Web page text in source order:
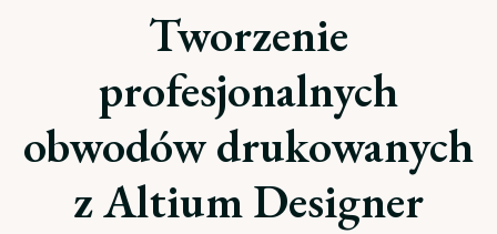
Tworzenie
profesjonalnych
obwodów drukowanych
z Altium Designer